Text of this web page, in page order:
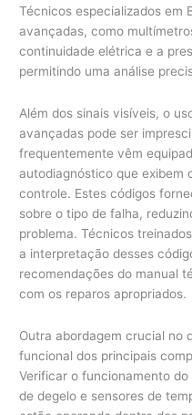
Técnicos especializados em
avançadas, como
continuidade elétrica e a
permitindo uma análise
Além dos sinais visíveis, o
avançadas pode ser
frequentemente vêm
autodiagnóstico que exibem
controle. Estes códigos
sobre o tipo de falha,
problema. Técnicos
a interpretação desses
recomendações do manual
com os reparos apropriados.
Outra abordagem crucial no
funcional dos principais
Verificar o funcionamento
de degelo e sensores de